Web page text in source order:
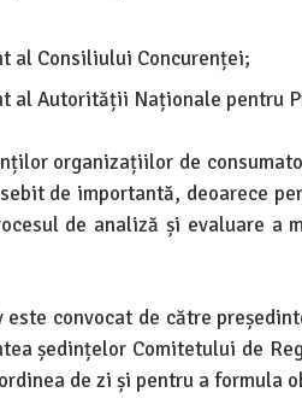
al Consiliului Concurenței;
al Autorității Naționale pentru
organizațiilor de
de importantă, deoarece
de analiză și evaluare a
convocat de către
ședințelor Comitetului de
de zi și pentru a formula